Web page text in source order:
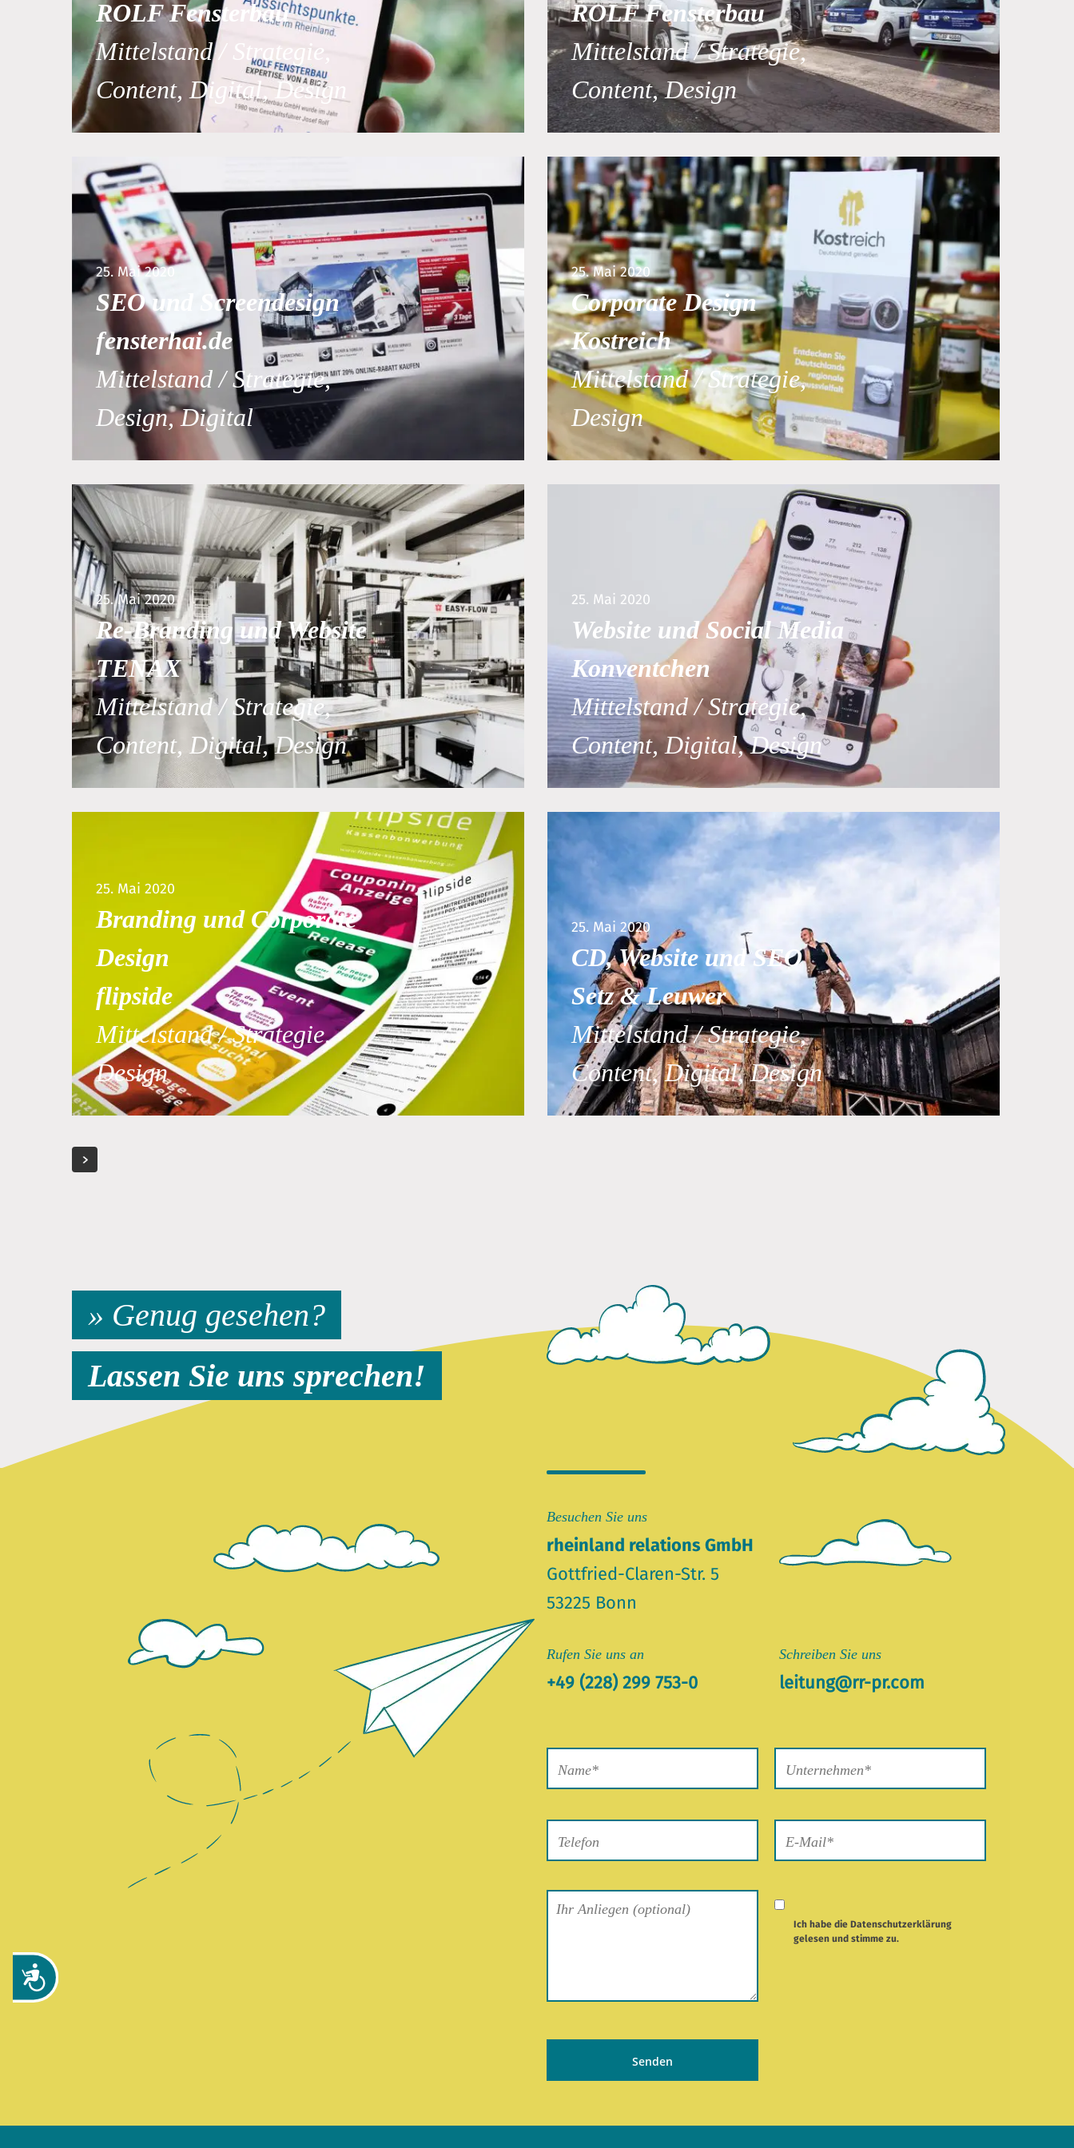
Zug&auml;nglichkeit
ROLF Fensterbau
Mittelstand / Strategie,
Content, Digital, Design
ROLF Fensterbau
Mittelstand / Strategie,
Content, Design
25. Mai 2020
SEO und Screendesign
fensterhai.de
Mittelstand / Strategie,
Design, Digital
25. Mai 2020
Corporate Design
Kostreich
Mittelstand / Strategie,
Design
25. Mai 2020
Re-Branding und Website
TENAX
Mittelstand / Strategie,
Content, Digital, Design
25. Mai 2020
Website und Social Media
Konventchen
Mittelstand / Strategie,
Content, Digital, Design
25. Mai 2020
Branding und Corporate
Design
flipside
Mittelstand / Strategie,
Design
25. Mai 2020
CD, Website und SEO
Setz & Leuwer
Mittelstand / Strategie,
Content, Digital, Design
» Genug gesehen?
Lassen Sie uns sprechen!
Besuchen Sie uns
rheinland relations GmbH
Gottfried-Claren-Str. 5
53225 Bonn
Rufen Sie uns an
+49 (228) 299 753-0
Schreiben Sie uns
leitung@rr-pr.com
lasse
dieses
Feld
leer.
Ich habe die Datenschutzerklärung
gelesen und stimme zu.